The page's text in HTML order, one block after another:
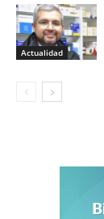
Actualidad